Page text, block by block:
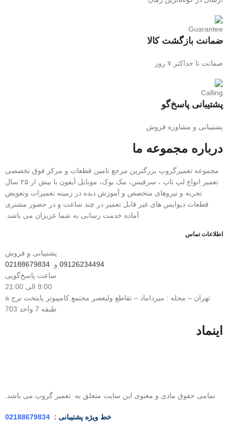
ضمانت بازگشت کالا
ضمانت تا حداکثر ۷ روز
پشتیبانی پاسخ‌گو
پشتیبانی و مشاوره فروش
درباره مجموعه ما
مجموعه تعمیرگروپ بزرگترین مرجع تامین قطعات و مرکز فوق تخصصی
تعمیر انواع لپ تاپ ، سرفیس، مک بوک، موبایل آیفون با بیش از ۲۵ سال
تجربه و نیرو‌های متخصص و آموزش دیده در زمینه تعمیرات وتعویض
قطعات دیوایس های غیر قابل تعمیر در چند ساعت و در حضور مشتری
آماده خدمت رسانی به شما عزیزان می باشد.
اطلاعات تماس
پشتیبانی و فروش
09126234494 و
ساعت پاسخ‌گویی
9:00 الی 21:00
تهران – محله : میرداماد – تقاطع ولیعصر مجتمع کامپیوتر پایتخت برج a
طبقه 7 واحد 703
اینماد
تمامی حقوق مادی و معنوی این سایت متعلق به تعمیر گروپ می باشد.
خط ویژه پشتیبانی :
02188679834